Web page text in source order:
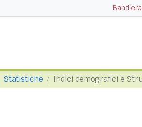
Statistiche Indici demografici e